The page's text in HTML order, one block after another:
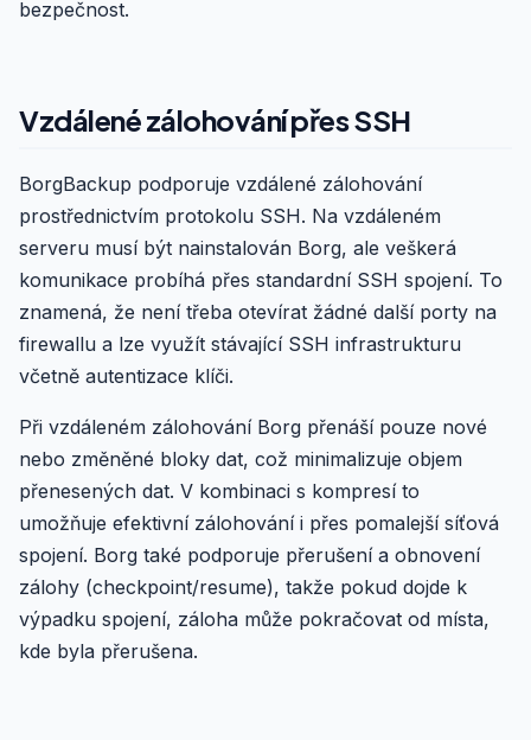
bezpečnost.
Vzdálené zálohování přes SSH
BorgBackup podporuje vzdálené zálohování
prostřednictvím protokolu SSH. Na vzdáleném
serveru musí být nainstalován Borg, ale veškerá
komunikace probíhá přes standardní SSH spojení. To
znamená, že není třeba otevírat žádné další porty na
firewallu a lze využít stávající SSH infrastrukturu
včetně autentizace klíči.
Při vzdáleném zálohování Borg přenáší pouze nové
nebo změněné bloky dat, což minimalizuje objem
přenesených dat. V kombinaci s kompresí to
umožňuje efektivní zálohování i přes pomalejší síťová
spojení. Borg také podporuje přerušení a obnovení
zálohy (checkpoint/resume), takže pokud dojde k
výpadku spojení, záloha může pokračovat od místa,
kde byla přerušena.